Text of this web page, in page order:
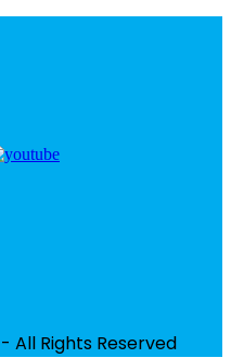
All Rights Reserved